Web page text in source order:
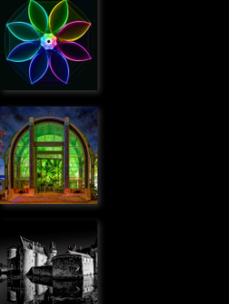
Rotation de
verre
» Graphique
La serre,
Jardin des
plantes
» Urbain
Château de
Sully-sur-
Loire
» Urbain